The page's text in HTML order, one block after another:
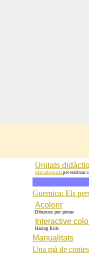
Unitats
edat adequada per realitzar
Guernica: Els
Acolorir
Dibuixos per pintar
Interactive
Haring Kids
Manualitats
Una mà de contes